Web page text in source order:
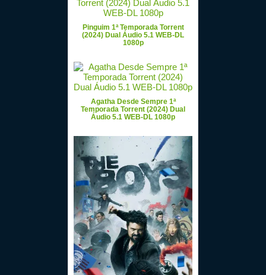
Pinguim 1ª Temporada Torrent
(2024) Dual Áudio 5.1 WEB-DL
1080p
Agatha Desde Sempre 1ª
Temporada Torrent (2024) Dual
Áudio 5.1 WEB-DL 1080p